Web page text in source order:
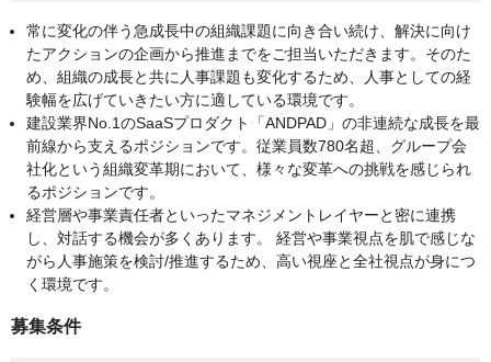
常に変化の伴う急成長中の組織課題に向き合い続け、解決に向け
たアクションの企画から推進までをご担当いただきます。そのた
め、組織の成長と共に人事課題も変化するため、人事としての経
験幅を広げていきたい方に適している環境です。
建設業界No.1のSaaSプロダクト「ANDPAD」の非連続な成長を最
前線から支えるポジションです。従業員数780名超、グループ会
社化という組織変革期において、様々な変革への挑戦を感じられ
るポジションです。
経営層や事業責任者といったマネジメントレイヤーと密に連携
し、対話する機会が多くあります。 経営や事業視点を肌で感じな
がら人事施策を検討/推進するため、高い視座と全社視点が身につ
く環境です。
募集条件